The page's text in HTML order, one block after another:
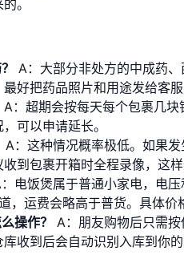
。
A：大部分非处方的中成药
好把药品照片和用途发给客服
A：超期会按每天每个包裹几
可以申请延长。
A：这种情况概率极低。如果
到包裹开箱时全程录像，这样
电饭煲属于普通小家电，电压
运费会略高于普货。具体价
操作？
A：朋友购物后只需
收到后会自动识别入库到你